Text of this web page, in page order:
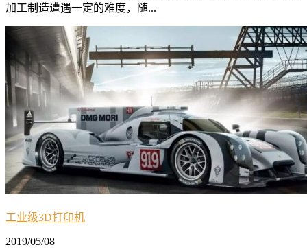
加工制造遭遇一定的难度，随...
工业级3D打印机
2019/05/08